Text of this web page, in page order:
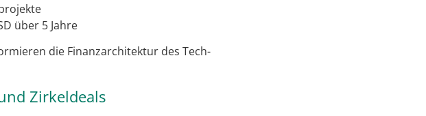
über 5 Jahre
die Finanzarchitektur des Tech-
Zirkeldeals